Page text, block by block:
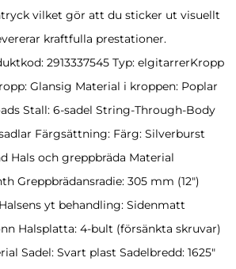
vilket gör att du sticker ut visuellt
kraftfulla prestationer.
2913337545 Typ: elgitarrerKropp
Glansig Material i kroppen: Poplar
Stall: 6-sadel String-Through-Body
Färgsättning: Färg: Silverburst
Hals och greppbräda Material
Greppbrädansradie: 305 mm (12″)
yt behandling: Sidenmatt
Halsplatta: 4-bult (försänkta skruvar)
Sadel: Svart plast Sadelbredd: 1625″